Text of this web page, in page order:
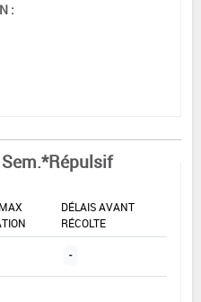
:
DÉLAIS AVANT
RÉCOLTE
-